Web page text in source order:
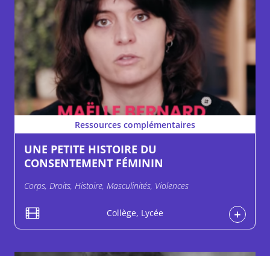
Ressources complémentaires
UNE PETITE HISTOIRE DU
CONSENTEMENT FÉMININ
Corps, Droits, Histoire, Masculinités, Violences
Collège, Lycée